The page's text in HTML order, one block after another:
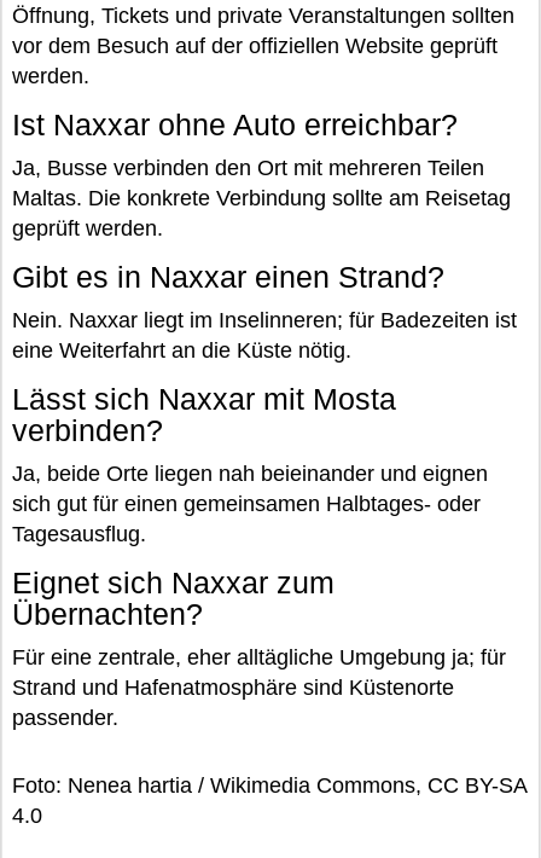
Öffnung, Tickets und private Veranstaltungen sollten
vor dem Besuch auf der offiziellen Website geprüft
werden.
Ist Naxxar ohne Auto erreichbar?
Ja, Busse verbinden den Ort mit mehreren Teilen
Maltas. Die konkrete Verbindung sollte am Reisetag
geprüft werden.
Gibt es in Naxxar einen Strand?
Nein. Naxxar liegt im Inselinneren; für Badezeiten ist
eine Weiterfahrt an die Küste nötig.
Lässt sich Naxxar mit Mosta
verbinden?
Ja, beide Orte liegen nah beieinander und eignen
sich gut für einen gemeinsamen Halbtages- oder
Tagesausflug.
Eignet sich Naxxar zum
Übernachten?
Für eine zentrale, eher alltägliche Umgebung ja; für
Strand und Hafenatmosphäre sind Küstenorte
passender.
Foto: Nenea hartia / Wikimedia Commons, CC BY-SA
4.0